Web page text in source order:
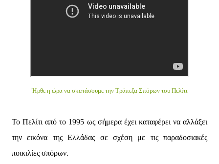
Ήρθε η ώρα να σκεπάσουμε την Τράπεζα Σπόρων του Πελίτι
Το Πελίτι από το 1995 ως σήμερα έχει καταφέρει να αλλάξει
την εικόνα της Ελλάδας σε σχέση με τις παραδοσιακές
ποικιλίες σπόρων.